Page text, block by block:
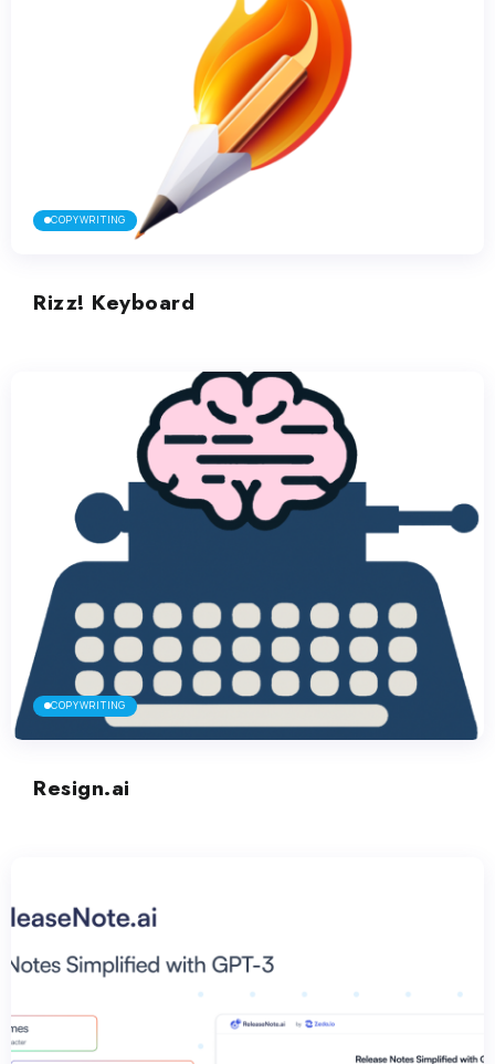
COPYWRITING
Rizz! Keyboard
COPYWRITING
Resign.ai